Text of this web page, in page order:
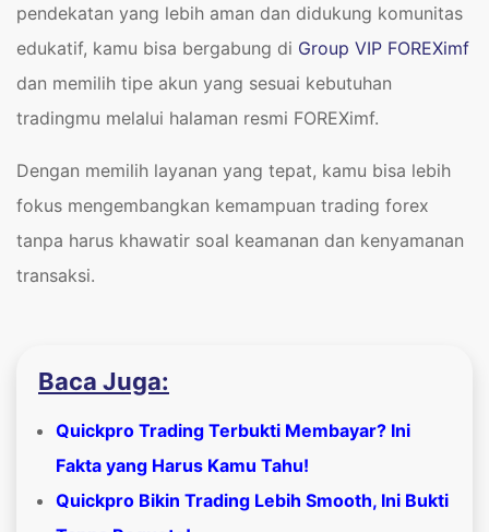
pendekatan yang lebih aman dan didukung komunitas
edukatif, kamu bisa bergabung di Group VIP FOREXimf
dan memilih tipe akun yang sesuai kebutuhan
tradingmu melalui halaman resmi FOREXimf.
Dengan memilih layanan yang tepat, kamu bisa lebih
fokus mengembangkan kemampuan trading forex
tanpa harus khawatir soal keamanan dan kenyamanan
transaksi.
Baca Juga:
Quickpro Trading Terbukti Membayar? Ini
Fakta yang Harus Kamu Tahu!
Quickpro Bikin Trading Lebih Smooth, Ini Bukti